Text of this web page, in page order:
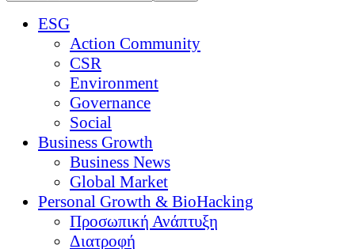
ESG
Action Community
CSR
Environment
Governance
Social
Business Growth
Business News
Global Market
Personal Growth & BioHacking
Προσωπική Ανάπτυξη
Διατροφή